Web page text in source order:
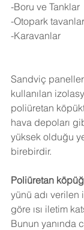
-Boru ve Tanklar
-Otopark
-Karavanlar
Sandviç
kullanılan
poliüretan
hava depoları
yüksek olduğu
birebirdir.
Poliüretan
yünü adı
göre ısı iletim
Bunun yanında